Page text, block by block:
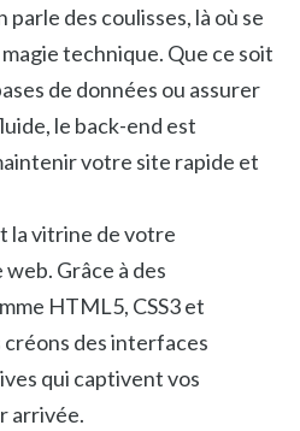
parle des coulisses, là où se
technique. Que ce soit
de données ou assurer
le back-end est
votre site rapide et
la vitrine de votre
Grâce à des
HTML5, CSS3 et
créons des interfaces
qui captivent vos
arrivée.